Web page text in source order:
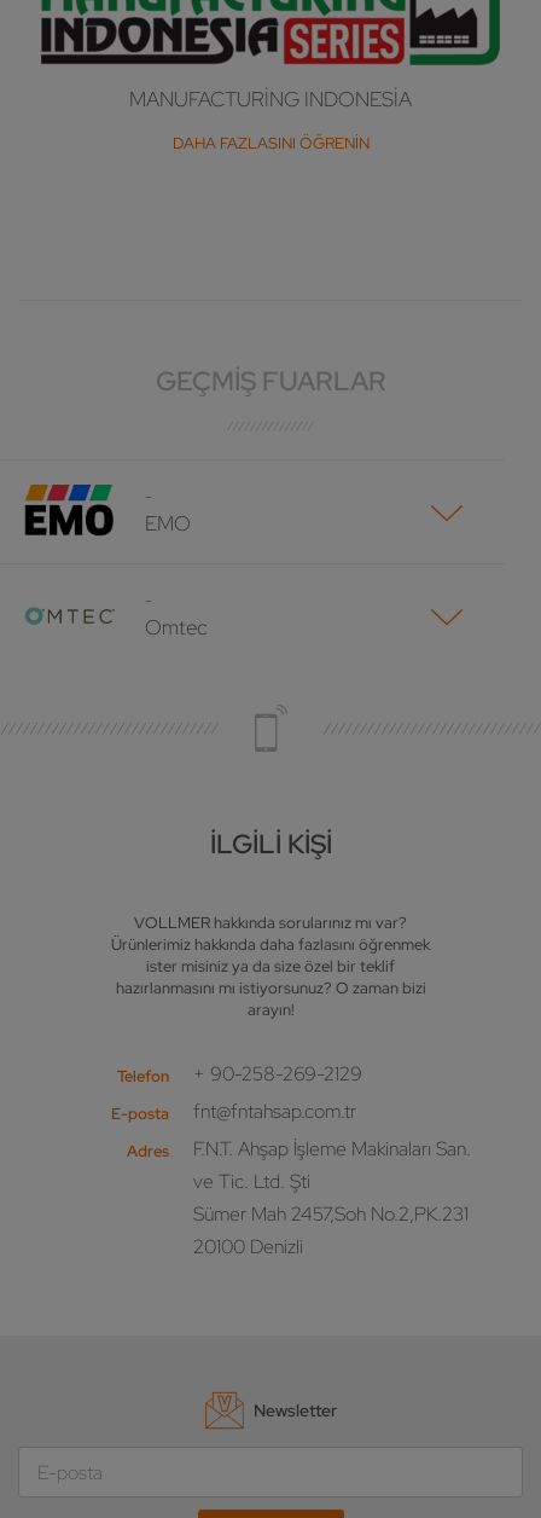
MANUFACTURING INDONESIA
DAHA FAZLASINI ÖĞRENIN
GEÇMIŞ FUARLAR
-
EMO
-
Omtec
İLGILI KIŞI
VOLLMER hakkında sorularınız mı var?
Ürünlerimiz hakkında daha fazlasını öğrenmek
ister misiniz ya da size özel bir teklif
hazırlanmasını mı istiyorsunuz? O zaman bizi
arayın!
Telefon + 90-258-269-2129
E-posta fnt@fntahsap.com.tr
Adres
F.N.T. Ahşap İşleme Makinaları San.
ve Tic. Ltd. Şti
Sümer Mah 2457,Soh No.2,PK.231
20100 Denizli
Newsletter